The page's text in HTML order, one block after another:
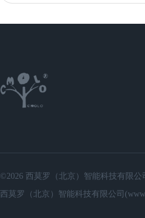
©2026 西莫罗（北京）智能科技有限公
西莫罗（北京）智能科技有限公司